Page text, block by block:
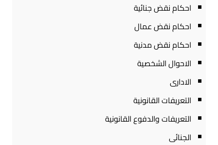
احكام نقض جنائية
احكام نقض عمال
احكام نقض مدنية
الاحوال الشخصية
الادارى
التعريفات القانونية
التعريفات والدفوع القانونية
الجنائى